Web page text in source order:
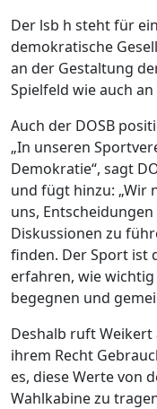
Der lsb h steht für
demokratische
an der Gestaltung
Spielfeld wie auch
Auch der DOSB
„In unseren
Demokratie“, sagt
und fügt hinzu: „Wir
uns,
Diskussionen zu
finden. Der Sport ist
erfahren, wie
begegnen und
Deshalb ruft
ihrem Recht
es, diese Werte von
Wahlkabine zu